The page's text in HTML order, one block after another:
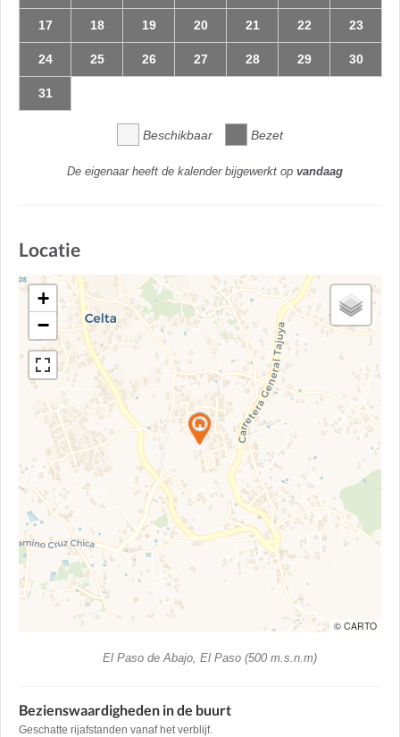
17 18 19 20 21 22 23
24 25 26 27 28 29 30
31
Beschikbaar Bezet
De eigenaar heeft de kalender bijgewerkt op vandaag
Locatie
+
−
© CARTO
El Paso de Abajo, El Paso (500 m.s.n.m)
Bezienswaardigheden in de buurt
Geschatte rijafstanden vanaf het verblijf.